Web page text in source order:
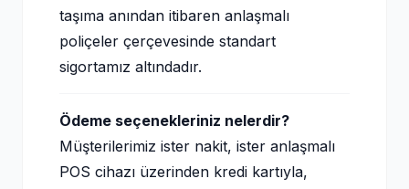
taşıma anından itibaren anlaşmalı
poliçeler çerçevesinde standart
sigortamız altındadır.
Ödeme seçenekleriniz nelerdir?
Müşterilerimiz ister nakit, ister anlaşmalı
POS cihazı üzerinden kredi kartıyla,